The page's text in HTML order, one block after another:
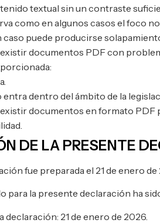
textual sin un contraste
como en algunos casos el foco
caso puede producirse
documentos PDF con
dentro del ámbito de la
documentos en formato PDF
DE LA PRESENTE
fue preparada el 21 de enero de
para la presente declaración ha
declaración: 21 de enero de 2026.